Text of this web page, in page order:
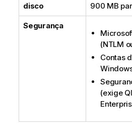
disco
900 MB
Segurança
(NTLM
Contas
(exige